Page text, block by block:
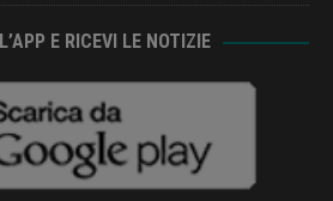
E RICEVI LE NOTIZIE